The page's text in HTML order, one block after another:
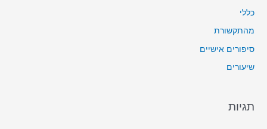
כללי
מהתקשורת
סיפורים אישיים
שיעורים
תגיות